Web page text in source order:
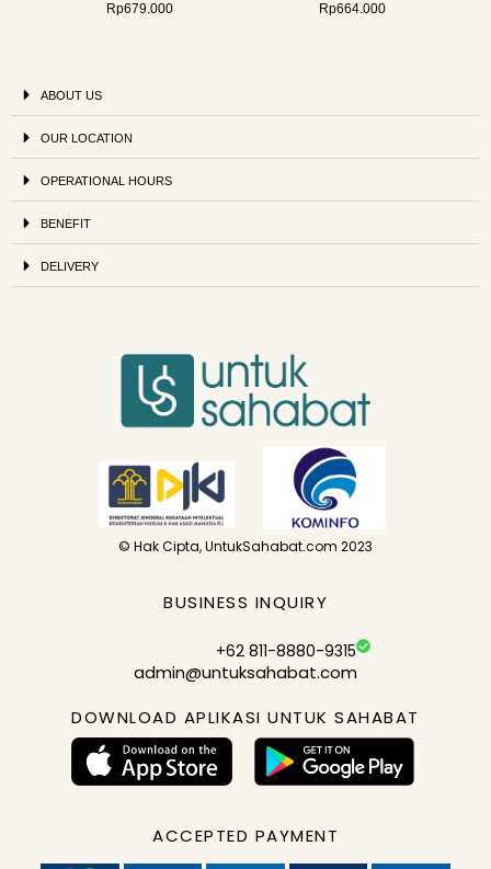
Rp679.000
Rp664.000
ABOUT US
OUR LOCATION
OPERATIONAL HOURS
BENEFIT
DELIVERY
© Hak Cipta, UntukSahabat.com 2023
BUSINESS INQUIRY
+62 811-8880-9315
admin@untuksahabat.com
DOWNLOAD APLIKASI UNTUK SAHABAT
ACCEPTED PAYMENT